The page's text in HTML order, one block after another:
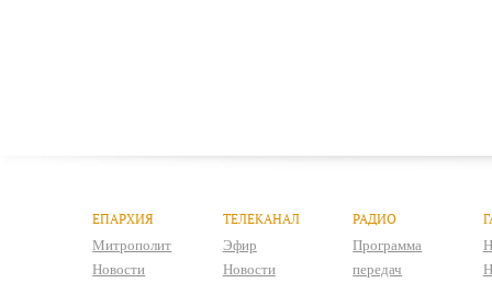
ЕПАРХИЯ
Митрополит
Новости
ТЕЛЕКАНАЛ
Эфир
Новости
РАДИО
Программа
передач